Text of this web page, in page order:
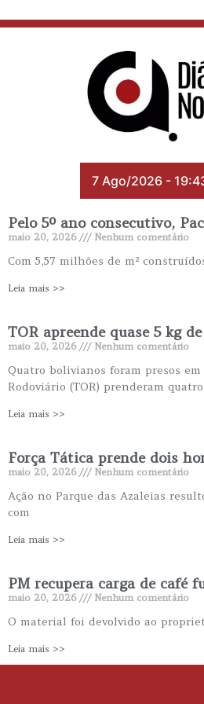
7 Ago/2026 -
Pelo 5º ano consecutivo,
maio 20, 2026 Nenhum comentário
Com 5,57 milhões de m²
Leia mais >>
TOR apreende quase 5 kg
maio 20, 2026 Nenhum comentário
Quatro bolivianos foram presos
Rodoviário (TOR) prenderam
Leia mais >>
Força Tática prende dois
maio 20, 2026 Nenhum comentário
Ação no Parque das Azaleias
com
Leia mais >>
PM recupera carga de
maio 20, 2026 Nenhum comentário
O material foi devolvido ao
Leia mais >>